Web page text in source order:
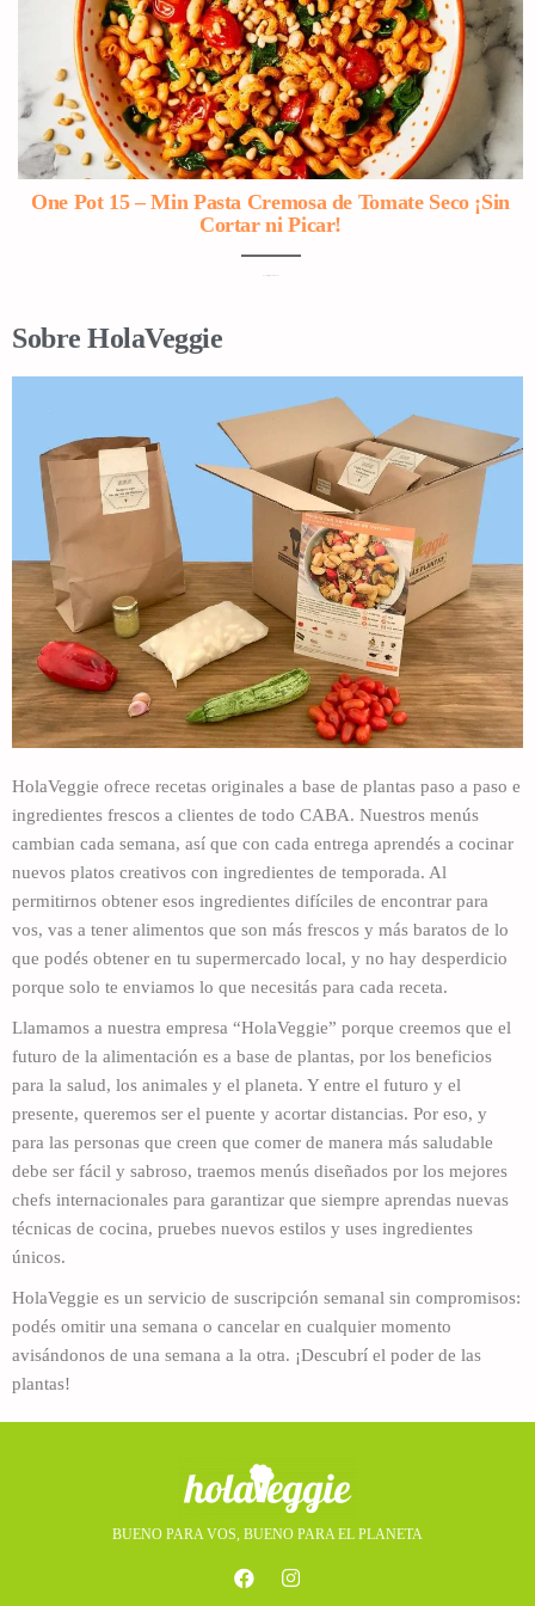
One Pot 15 – Min Pasta Cremosa de Tomate Seco ¡Sin
Cortar ni Picar!
Sobre HolaVeggie
HolaVeggie ofrece recetas originales a base de plantas paso a paso e
ingredientes frescos a clientes de todo CABA. Nuestros menús
cambian cada semana, así que con cada entrega aprendés a cocinar
nuevos platos creativos con ingredientes de temporada. Al
permitirnos obtener esos ingredientes difíciles de encontrar para
vos, vas a tener alimentos que son más frescos y más baratos de lo
que podés obtener en tu supermercado local, y no hay desperdicio
porque solo te enviamos lo que necesitás para cada receta.
Llamamos a nuestra empresa “HolaVeggie” porque creemos que el
futuro de la alimentación es a base de plantas, por los beneficios
para la salud, los animales y el planeta. Y entre el futuro y el
presente, queremos ser el puente y acortar distancias. Por eso, y
para las personas que creen que comer de manera más saludable
debe ser fácil y sabroso, traemos menús diseñados por los mejores
chefs internacionales para garantizar que siempre aprendas nuevas
técnicas de cocina, pruebes nuevos estilos y uses ingredientes
únicos.
HolaVeggie es un servicio de suscripción semanal sin compromisos:
podés omitir una semana o cancelar en cualquier momento
avisándonos de una semana a la otra. ¡Descubrí el poder de las
plantas!
BUENO PARA VOS, BUENO PARA EL PLANETA